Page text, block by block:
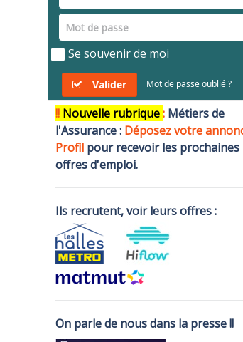
Se souvenir de moi
Valider Mot de passe oublié ?
!! Nouvelle rubrique: Métiers de
l'Assurance : Déposez votre
Profil pour recevoir les prochaines
offres d'emploi.
Ils recrutent, voir leurs offres :
On parle de nous dans la presse !!